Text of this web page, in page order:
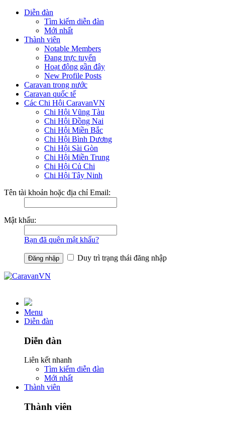
Diễn đàn
Tìm kiếm diễn đàn
Mới nhất
Thành viên
Notable Members
Đang trực tuyến
Hoạt động gần đây
New Profile Posts
Caravan trong nước
Caravan quốc tế
Các Chi Hội CaravanVN
Chi Hội Vũng Tàu
Chi Hội Đồng Nai
Chi Hội Miền Bắc
Chi Hội Bình Dương
Chi Hội Sài Gòn
Chi Hội Miền Trung
Chi Hội Củ Chi
Chi Hội Tây Ninh
Tên tài khoản hoặc địa chỉ Email:
Mật khẩu:
Bạn đã quên mật khẩu?
Duy trì trạng thái đăng nhập
Menu
Diễn đàn
Diễn đàn
Liên kết nhanh
Tìm kiếm diễn đàn
Mới nhất
Thành viên
Thành viên